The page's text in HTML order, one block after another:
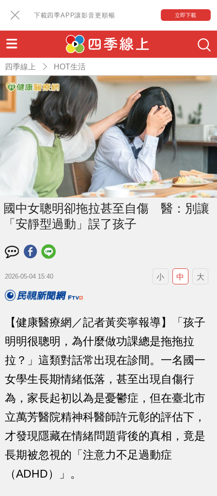
下載四季APP讓影音更順暢 立即下載
四季線上 HOT生活
國中女聰明卻拖拉甚至自傷 醫：別讓
「安靜型過動」誤了孩子
2026-05-04 15:40 小 中 大
【健康醫療網／記者黃奕寧報導】「孩子
明明很聰明，為什麼做功課總是拖拖拉
拉？」這類對話常出現在診間。一名國一
女學生長期情緒低落，甚至出現自傷行
為，家長起初以為是憂鬱症，但在臺北市
立萬芳醫院精神科醫師許元彰的評估下，
才發現隱藏在情緒問題背後的真相，竟是
長期被忽視的「注意力不足過動症
（ADHD）」。